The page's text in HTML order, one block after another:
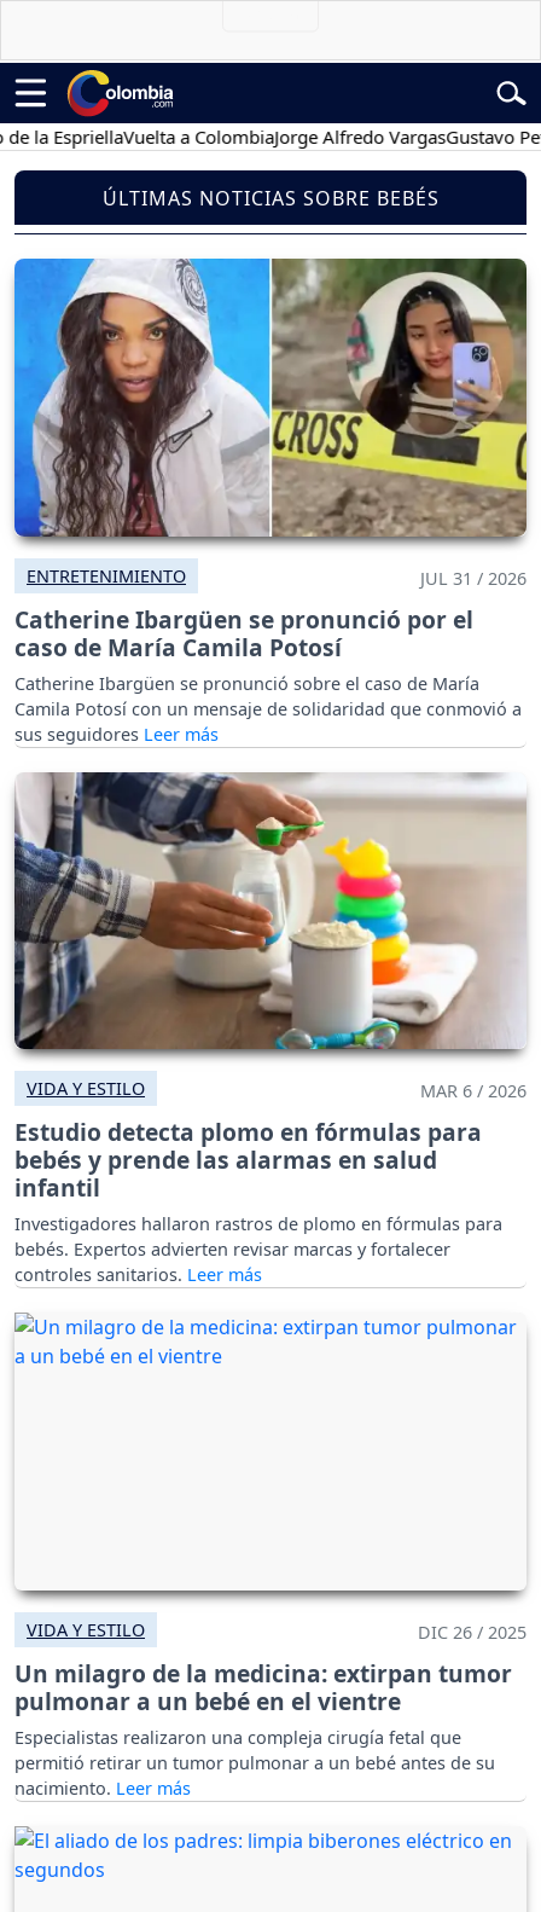
Vuelta a ColombiaJorge Alfredo VargasGustavo Petro
ÚLTIMAS NOTICIAS SOBRE BEBÉS
ENTRETENIMIENTO JUL 31 / 2026
Catherine Ibargüen se pronunció por el
caso de María Camila Potosí
Catherine Ibargüen se pronunció sobre el caso de María
Camila Potosí con un mensaje de solidaridad que conmovió a
sus seguidores
VIDA Y ESTILO MAR 6 / 2026
Estudio detecta plomo en fórmulas para
bebés y prende las alarmas en salud
infantil
Investigadores hallaron rastros de plomo en fórmulas para
bebés. Expertos advierten revisar marcas y fortalecer
controles sanitarios.
VIDA Y ESTILO DIC 26 / 2025
Un milagro de la medicina: extirpan tumor
pulmonar a un bebé en el vientre
Especialistas realizaron una compleja cirugía fetal que
permitió retirar un tumor pulmonar a un bebé antes de su
nacimiento.